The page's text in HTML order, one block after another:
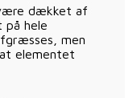
dækket af
hele
men
elementet